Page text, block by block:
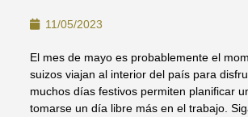
11/05/2023
El mes de mayo es probablemente el
suizos viajan al interior del país para
muchos días festivos permiten planificar
tomarse un día libre más en el trabajo.